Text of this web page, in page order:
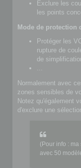
Exclure les
les points
Mode de protection
Protéger les
rupture de
de
Normalement avec
zones sensibles de
Notez qu'également
d'exclure une
(Pour info :
avec 50